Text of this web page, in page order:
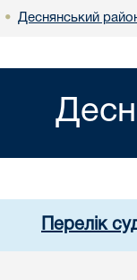
• Деснянський
Перелік